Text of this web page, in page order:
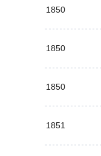
1850
1850
1850
1851